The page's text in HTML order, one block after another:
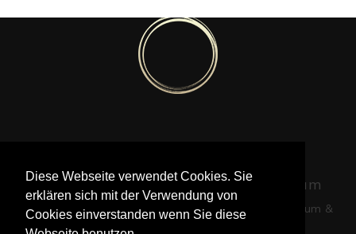
Diese Webseite verwendet Cookies. Sie
erklären sich mit der Verwendung von
Cookies einverstanden wenn Sie diese
Foto © Krisztina Turna | Foto © William
Loveder |Website von Jered Morin|
Impressum &